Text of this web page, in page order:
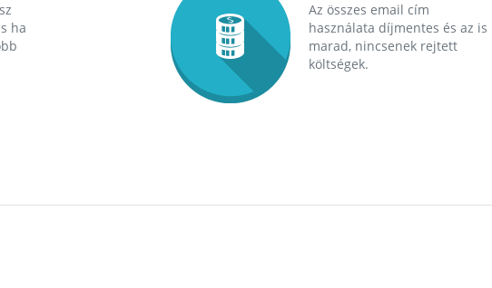
ha
Az összes email cím
használata díjmentes és az is
marad, nincsenek rejtett
költségek.